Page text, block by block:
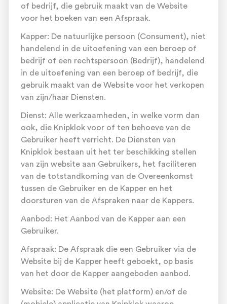
of bedrijf, die gebruik maakt van de Website
voor het boeken van een Afspraak.
Kapper: De natuurlijke persoon (Consument), niet
handelend in de uitoefening van een beroep of
bedrijf of een rechtspersoon (Bedrijf), handelend
in de uitoefening van een beroep of bedrijf, die
gebruik maakt van de Website voor het verkopen
van zijn/haar Diensten.
Dienst: Alle werkzaamheden, in welke vorm dan
ook, die Knipklok voor of ten behoeve van de
Gebruiker heeft verricht. De Diensten van
Knipklok bestaan uit het ter beschikking stellen
van zijn website aan Gebruikers, het faciliteren
van de totstandkoming van de Overeenkomst
tussen de Gebruiker en de Kapper en het
doorsturen van de Afspraken naar de Kappers.
Aanbod: Het Aanbod van de Kapper aan een
Gebruiker.
Afspraak: De Afspraak die een Gebruiker via de
Website bij de Kapper heeft geboekt, op basis
van het door de Kapper aangeboden aanbod.
Website: De Website (het platform) en/of de